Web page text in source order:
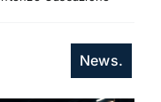
News.